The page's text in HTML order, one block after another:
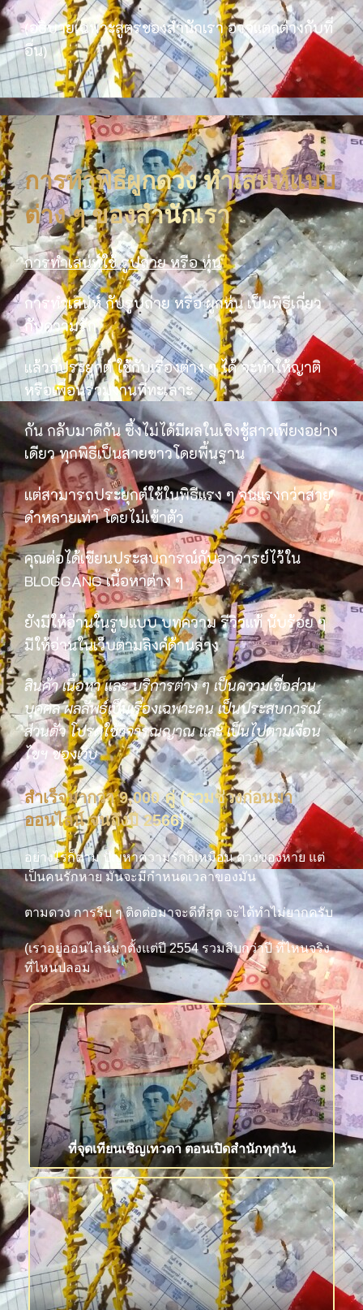
(อธิบายเฉพาะสูตรของสำนักเรา อาจแตกต่างกับที่
อื่น)
การทำพิธีผูกดวง ทำเสน่ห์แบบ
ต่าง ๆ ของสำนักเรา
การทำเสน่ห์ใช้ รูปถ่าย หรือ หุ่น
การทำเสน่ห์ กับรูปถ่าย หรือ ผูกหุ่น เป็นพิธีเกี่ยว
กับความรัก
แล้วก็ประยุกต์ ใช้กับเรื่องต่าง ๆ ได้ จะทำให้ญาติ
หรือเพื่อนร่วมงานที่ทะเลาะ
กัน กลับมาดีกัน ซึ้งไม่ได้มีผลในเชิงชู้สาวเพียงอย่าง
เดียว ทุกพิธีเป็นสายขาวโดยพื้นฐาน
แต่สามารถประยุกต์ใช้ในพิธีแรง ๆ จนแรงกว่าสาย
ดำหลายเท่า โดยไม่เข้าตัว
คุณต่อได้เขียนประสบการณ์กับอาจารย์ไว้ใน
BLOGGANG เนื้อหาต่าง ๆ
ยังมีให้อ่านในรูปแบบ บทความ รีวิวแท้ นับร้อย ๆ
มีให้อ่านในเว็บตามลิงค์ด้านล่าง
สินค้า เนื้อหา และ บริการต่าง ๆ เป็นความเชื่อส่วน
บุคคล ผลลัพธ์เป็นเรื่องเฉพาะคน เป็นประสบการณ์
ส่วนตัว โปรดใช้วิจารณญาณ และ เป็นไปตามเงื่อน
ไขฯ ของเว็บ
สำเร็จมากว่า 9,000 คู่ (รวมช่วงก่อนมา
ออนไลน์ จนถึงปี 2566)
อย่างไรก็ตาม ปัญหาความรักก็เหมือน ดวงของหาย แต่
เป็นคนรักหาย มันจะมีกำหนดเวลาของมัน
ตามดวง การรีบ ๆ ติดต่อมาจะดีที่สุด จะได้ทำไม่ยากครับ
(เราอยู่ออนไลน์มาตั้งแต่ปี 2554 รวมสิบกว่าปี ที่ไหนจริง
ที่ไหนปลอม
ที่จุดเทียนเชิญเทวดา ตอนเปิดสำนักทุกวัน